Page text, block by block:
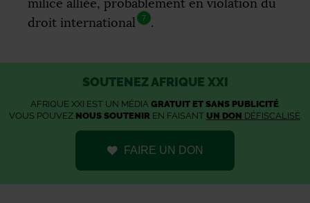
milice alliée, probablement en violation du
droit international
7 .
SOUTENEZ AFRIQUE XXI
AFRIQUE XXI EST UN MÉDIA GRATUIT ET SANS PUBLICITÉ.
VOUS POUVEZ NOUS SOUTENIR EN FAISANT UN DON DÉFISCALISÉ
FAIRE UN DON